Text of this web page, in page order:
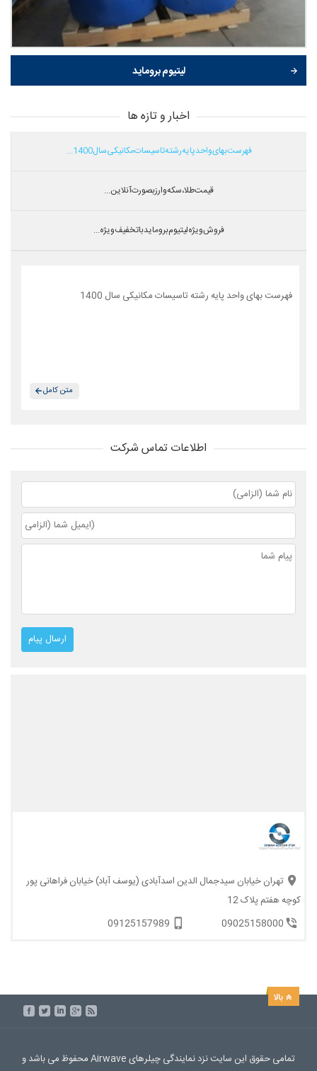
لیتیوم بروماید
اخبار و تازه ها
فهرست بهای واحد پایه رشته تاسیسات مکانیکی سال 1400...
قیمت طلا،سکه و ارز بصورت آنلاین...
فروش ویژه لیتیوم بروماید با تخفیف ویژه...
فهرست بهای واحد پایه رشته تاسیسات مکانیکی سال 1400
متن کامل
اطلاعات تماس شرکت
تهران خیابان سیدجمال الدین اسدآبادی (یوسف آباد) خیابان فراهانی پور
کوچه هفتم پلاک 12
09025158000
09125157989
تمامی حقوق این سایت نزد نمایندگی چیلرهای Airwave محفوظ می باشد و